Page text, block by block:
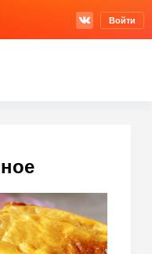
Войти